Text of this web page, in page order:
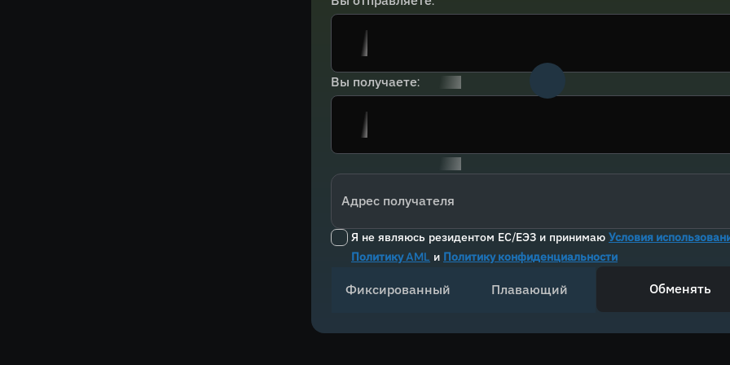
Вы получаете:
Адрес получателя
Я не являюсь резидентом ЕС/ЕЭЗ и принимаю Условия
Политику AML и Политику конфиденциальности
Фиксированный Плавающий Обменять